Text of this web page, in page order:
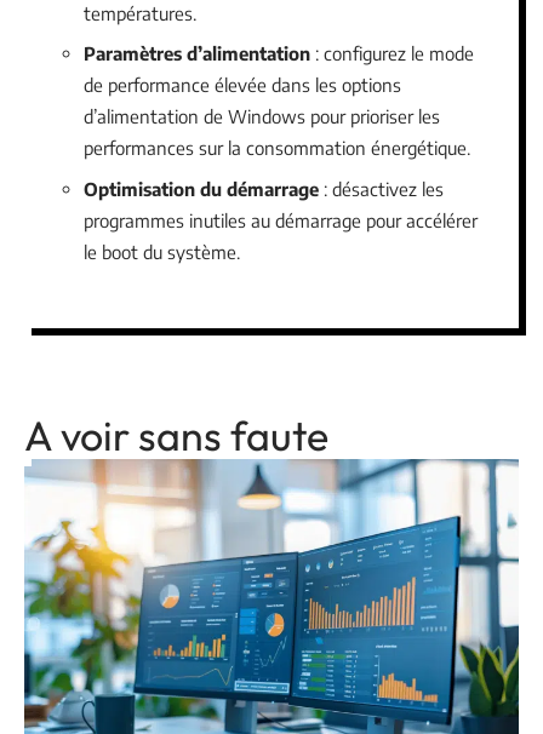
températures.
Paramètres d’alimentation : configurez le mode
de performance élevée dans les options
d’alimentation de Windows pour prioriser les
performances sur la consommation énergétique.
Optimisation du démarrage : désactivez les
programmes inutiles au démarrage pour accélérer
le boot du système.
A voir sans faute